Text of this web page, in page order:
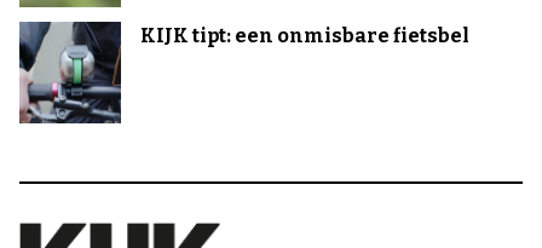
KIJK tipt: een onmisbare fietsbel